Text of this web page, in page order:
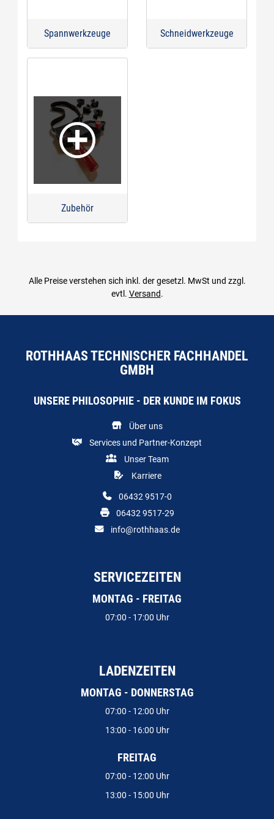
Spannwerkzeuge Schneidwerkzeuge
Zubehör
Alle Preise verstehen sich inkl. der gesetzl. MwSt und zzgl.
evtl. Versand.
ROTHHAAS TECHNISCHER FACHHANDEL
GMBH
UNSERE PHILOSOPHIE - DER KUNDE IM FOKUS
Über uns
Services und Partner-Konzept
Unser Team
Karriere
06432 9517-0
06432 9517-29
info@rothhaas.de
SERVICEZEITEN
MONTAG - FREITAG
07:00 - 17:00 Uhr
LADENZEITEN
MONTAG - DONNERSTAG
07:00 - 12:00 Uhr
13:00 - 16:00 Uhr
FREITAG
07:00 - 12:00 Uhr
13:00 - 15:00 Uhr